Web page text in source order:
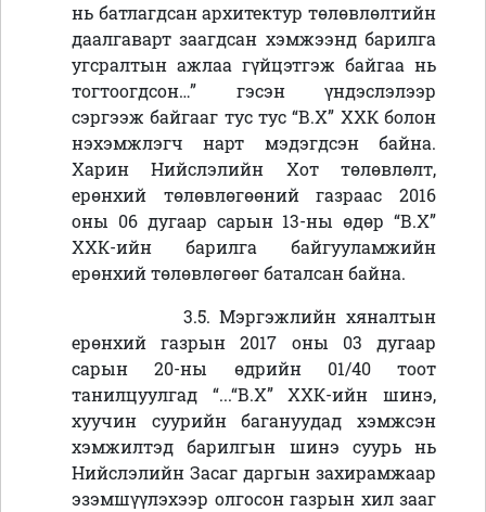
нь батлагдсан архитектур төлөвлөлтийн
даалгаварт заагдсан хэмжээнд барилга
угсралтын ажлаа гүйцэтгэж байгаа нь
тогтоогдсон…” гэсэн үндэслэлээр
сэргээж байгааг тус тус “В.Х” ХХК болон
нэхэмжлэгч нарт мэдэгдсэн байна.
Харин Нийслэлийн Хот төлөвлөлт,
ерөнхий төлөвлөгөөний газраас 2016
оны 06 дугаар сарын 13-ны өдөр “В.Х”
ХХК-ийн барилга байгууламжийн
ерөнхий төлөвлөгөөг баталсан байна.
3.5. Мэргэжлийн хяналтын
ерөнхий газрын 2017 оны 03 дугаар
сарын 20-ны өдрийн 01/40 тоот
танилцуулгад “...“В.Х” ХХК-ийн шинэ,
хуучин суурийн багануудад хэмжсэн
хэмжилтэд барилгын шинэ суурь нь
Нийслэлийн Засаг даргын захирамжаар
эзэмшүүлэхээр олгосон газрын хил зааг